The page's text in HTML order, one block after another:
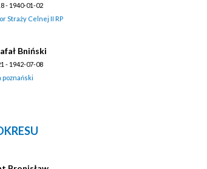
- 1940-01-02
Straży Celnej II RP
Bniński
- 1942-07-08
poznański